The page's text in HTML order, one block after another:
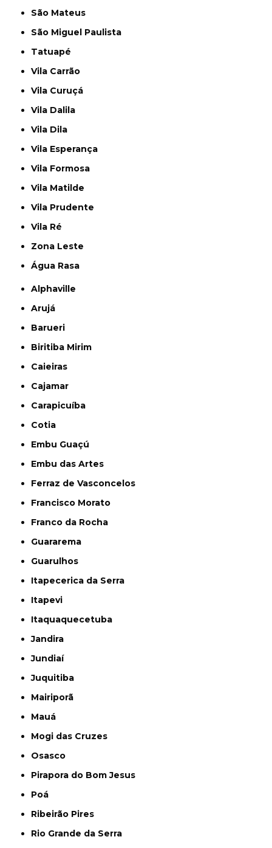
São Mateus
São Miguel Paulista
Tatuapé
Vila Carrão
Vila Curuçá
Vila Dalila
Vila Dila
Vila Esperança
Vila Formosa
Vila Matilde
Vila Prudente
Vila Ré
Zona Leste
Água Rasa
Alphaville
Arujá
Barueri
Biritiba Mirim
Caieiras
Cajamar
Carapicuíba
Cotia
Embu Guaçú
Embu das Artes
Ferraz de Vasconcelos
Francisco Morato
Franco da Rocha
Guararema
Guarulhos
Itapecerica da Serra
Itapevi
Itaquaquecetuba
Jandira
Jundiaí
Juquitiba
Mairiporã
Mauá
Mogi das Cruzes
Osasco
Pirapora do Bom Jesus
Poá
Ribeirão Pires
Rio Grande da Serra